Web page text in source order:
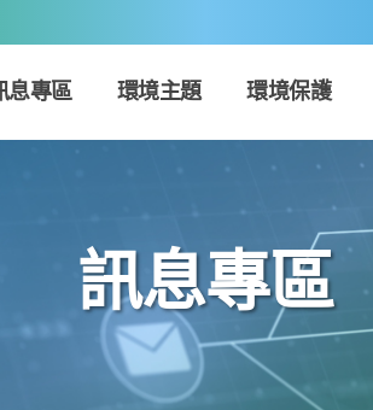
息專區 環境主題 環境保護
訊息專區